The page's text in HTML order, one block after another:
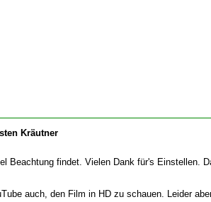
Kräutner
Beachtung findet. Vielen Dank für's Einstellen.
auch, den Film in HD zu schauen. Leider